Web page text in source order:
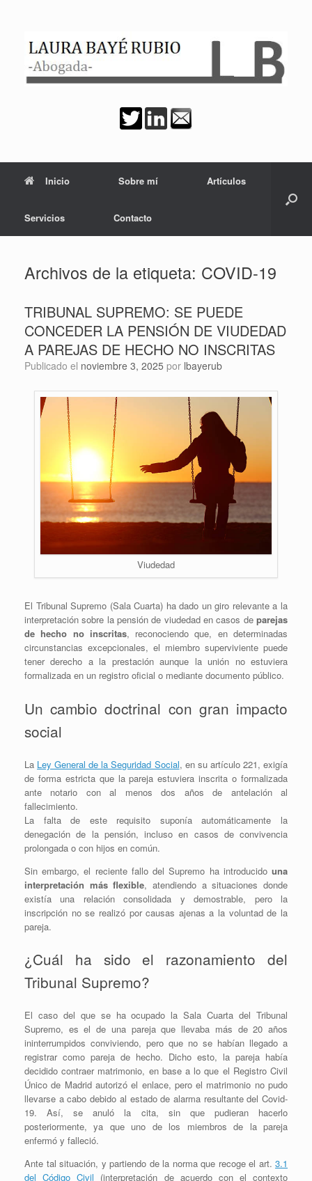
Inicio Sobre mí Artículos
Servicios Contacto
Archivos de la etiqueta: COVID-19
TRIBUNAL SUPREMO: SE PUEDE
CONCEDER LA PENSIÓN DE VIUDEDAD
A PAREJAS DE HECHO NO INSCRITAS
Publicado el noviembre 3, 2025 por lbayerub
Viudedad
El Tribunal Supremo (Sala Cuarta) ha dado un giro relevante a la
interpretación sobre la pensión de viudedad en casos de parejas
de hecho no inscritas, reconociendo que, en determinadas
circunstancias excepcionales, el miembro superviviente puede
tener derecho a la prestación aunque la unión no estuviera
formalizada en un registro oficial o mediante documento público.
Un cambio doctrinal con gran impacto
social
La Ley General de la Seguridad Social, en su artículo 221, exigía
de forma estricta que la pareja estuviera inscrita o formalizada
ante notario con al menos dos años de antelación al
fallecimiento.
La falta de este requisito suponía automáticamente la
denegación de la pensión, incluso en casos de convivencia
prolongada o con hijos en común.
Sin embargo, el reciente fallo del Supremo ha introducido una
interpretación más flexible, atendiendo a situaciones donde
existía una relación consolidada y demostrable, pero la
inscripción no se realizó por causas ajenas a la voluntad de la
pareja.
¿Cuál ha sido el razonamiento del
Tribunal Supremo?
El caso del que se ha ocupado la Sala Cuarta del Tribunal
Supremo, es el de una pareja que llevaba más de 20 años
ininterrumpidos conviviendo, pero que no se habían llegado a
registrar como pareja de hecho. Dicho esto, la pareja había
decidido contraer matrimonio, en base a lo que el Registro Civil
Único de Madrid autorizó el enlace, pero el matrimonio no pudo
llevarse a cabo debido al estado de alarma resultante del Covid-
19. Así, se anuló la cita, sin que pudieran hacerlo
posteriormente, ya que uno de los miembros de la pareja
enfermó y falleció.
Ante tal situación, y partiendo de la norma que recoge el art. 3.1
del Código Civil (interpretación de acuerdo con el contexto